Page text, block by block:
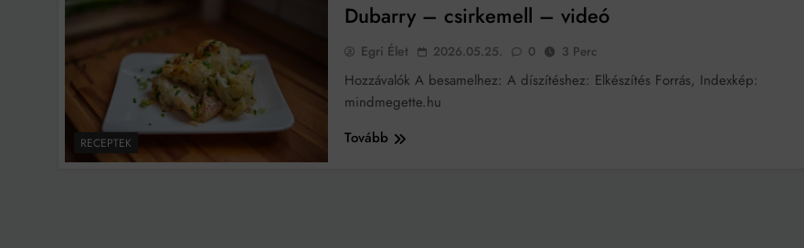
Bitumenes lapostetők: a bevált technológia akkor működik, ha jól van felújítva
RECEPTEK
Dubarry – csirkemell – videó
Egri Élet 2026.05.25. 0 3 Perc
Hozzávalók A besamelhez: A díszítéshez: Elkészítés Forrás, Indexkép:
mindmegette.hu
Tovább